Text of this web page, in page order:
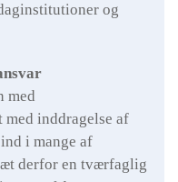
og
med
inddragelse af
i mange af
derfor en tværfaglig